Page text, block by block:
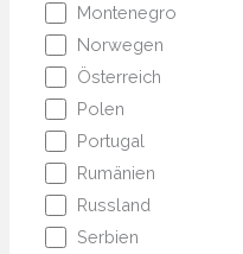
Montenegro
Norwegen
Österreich
Polen
Portugal
Rumänien
Russland
Serbien